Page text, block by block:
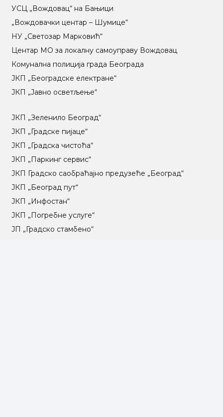
УСЦ „Вождовац“ на Бањици
„Вождовачки центар – Шумице“
НУ „Светозар Марковић“
Центар МO за локалну самоуправу Вождовац
Комунална полиција града Београда
ЈКП „Београдске електране“
ЈКП „Јавно осветљење“
ЈКП „Зеленило Београд“
ЈКП „Градске пијаце“
ЈКП „Градска чистоћа“
ЈКП „Паркинг сервис“
ЈКП Градско саобраћајно предузеће „Београд“
ЈКП „Београд пут“
ЈКП „Инфостан“
ЈКП „Погребне услуге“
ЈП „Градско стамбено“